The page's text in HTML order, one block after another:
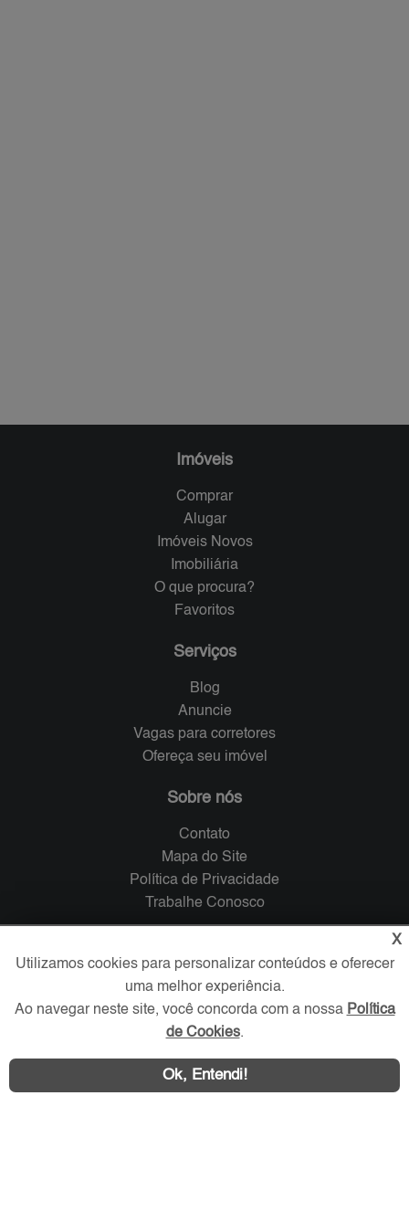
Imóveis
Comprar
Alugar
Imóveis Novos
Imobiliária
O que procura?
Favoritos
Serviços
Blog
Anuncie
Vagas para corretores
Ofereça seu imóvel
Sobre nós
Contato
Mapa do Site
Política de Privacidade
Trabalhe Conosco
Redes Sociais
X
Utilizamos cookies para personalizar conteúdos e oferecer
uma melhor experiência.
Ao navegar neste site, você concorda com a nossa Política
de Cookies.
Ok, Entendi!